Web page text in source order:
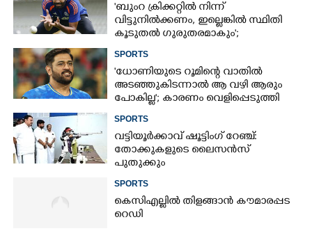
'ബുംറ ക്രിക്കറ്റിൽ നിന്ന്
വിട്ടുനിൽക്കണം, ഇല്ലെങ്കിൽ സ്ഥിതി
കൂടുതൽ ഗുരുതരമാകും';
SPORTS
'ധോണിയുടെ റൂമിന്റെ വാതിൽ
അടഞ്ഞുകിടന്നാൽ ആ വഴി ആരും
പോകില്ല'; കാരണം വെളിപ്പെടുത്തി
SPORTS
വട്ടിയൂർക്കാവ് ഷൂട്ടിംഗ് റേഞ്ച്:
തോക്കുകളുടെ ലൈസൻസ്
പുതുക്കും
SPORTS
കെസിഎല്ലിൽ തിളങ്ങാൻ കൗമാരപ്പട
റെഡി